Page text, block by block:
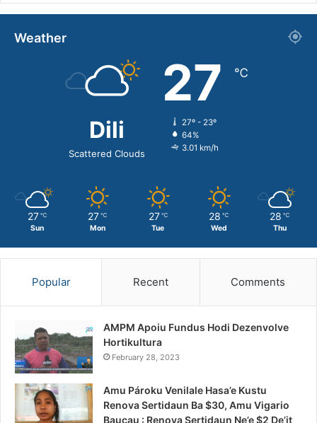
Weather
Dili
Scattered Clouds
27 ℃
27º - 23º
64%
3.01 km/h
27 ℃
Sun
27 ℃
Mon
27 ℃
Tue
28 ℃
Wed
28 ℃
Thu
Popular Recent Comments
AMPM Apoiu Fundus Hodi Dezenvolve
Hortikultura
February 28, 2023
Amu Pároku Venilale Hasa’e Kustu
Renova Sertidaun Ba $30, Amu Vigario
Baucau : Renova Sertidaun Ne’e $2 De’it